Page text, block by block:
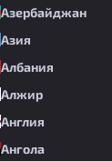
Азербайджан
Азия
Албания
Алжир
Англия
Ангола